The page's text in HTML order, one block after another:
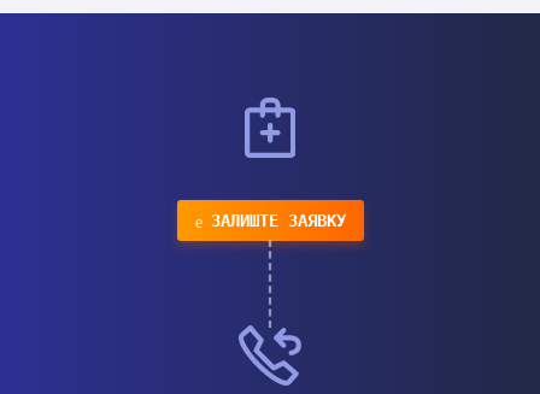
ЗАЛИШТЕ ЗАЯВКУ